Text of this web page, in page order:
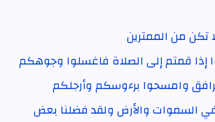
تكن من الممترين
إذا قمتم إلى الصلاة فاغسلوا وجوهكم
وامسحوا برءوسكم وأرجلكم
السموات والأرض ولقد فضلنا بعض